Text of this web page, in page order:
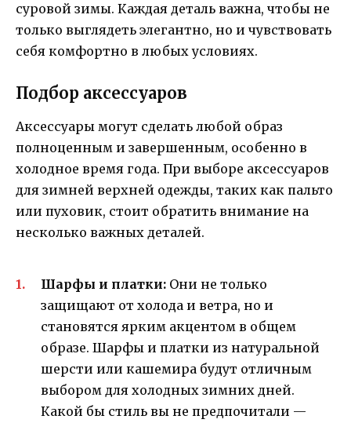
суровой зимы. Каждая деталь важна, чтобы не
только выглядеть элегантно, но и чувствовать
себя комфортно в любых условиях.
Подбор аксессуаров
Аксессуары могут сделать любой образ
полноценным и завершенным, особенно в
холодное время года. При выборе аксессуаров
для зимней верхней одежды, таких как пальто
или пуховик, стоит обратить внимание на
несколько важных деталей.
Шарфы и платки: Они не только
защищают от холода и ветра, но и
становятся ярким акцентом в общем
образе. Шарфы и платки из натуральной
шерсти или кашемира будут отличным
выбором для холодных зимних дней.
Какой бы стиль вы не предпочитали —